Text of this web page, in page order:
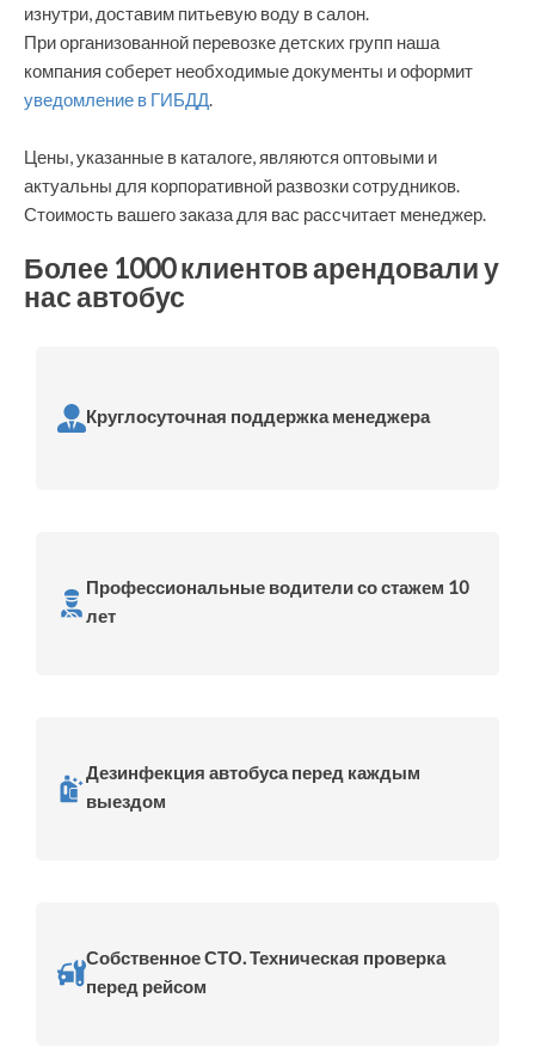
изнутри, доставим питьевую воду в салон.
При организованной перевозке детских групп наша
компания соберет необходимые документы и оформит
уведомление в ГИБДД.
Цены, указанные в каталоге, являются оптовыми и
актуальны для корпоративной развозки сотрудников.
Стоимость вашего заказа для вас рассчитает менеджер.
Более 1000 клиентов арендовали у
нас автобус
Круглосуточная поддержка менеджера
Профессиональные водители со стажем 10
лет
Дезинфекция автобуса перед каждым
выездом
Собственное СТО. Техническая проверка
перед рейсом